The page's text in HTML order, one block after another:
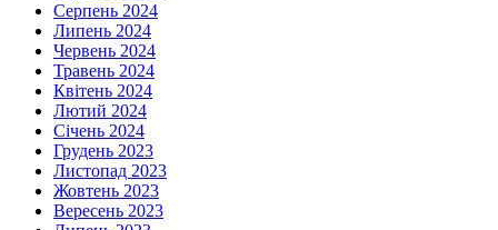
Серпень 2024
Липень 2024
Червень 2024
Травень 2024
Квітень 2024
Лютий 2024
Січень 2024
Грудень 2023
Листопад 2023
Жовтень 2023
Вересень 2023